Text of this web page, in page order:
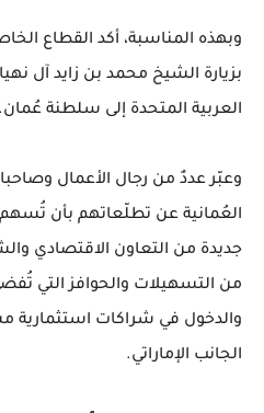
وبهذه المناسبة، أكد القطاع
بزيارة الشيخ محمد بن زايد آل
العربية المتحدة إلى سلطنة عُمان.
وعبّر عددٌ من رجال الأعمال
العُمانية عن تطلّعاتهم بأن تُسهم
جديدة من التعاون الاقتصادي
من التسهيلات والحوافز التي تُفضي
والدخول في شراكات استثمارية
الجانب الإماراتي.